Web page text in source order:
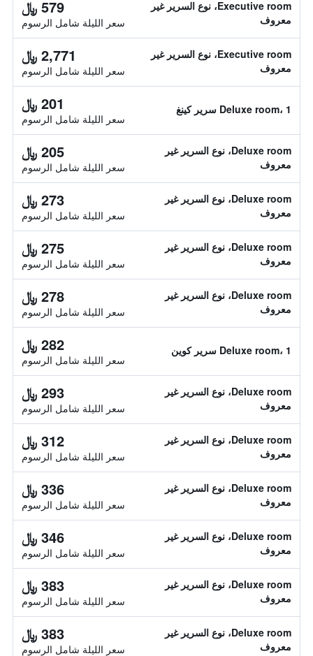
Executive room، نوع السرير غير
معروف
579 ﷼
سعر الليلة شامل الرسوم
Executive room، نوع السرير غير
معروف
2,771 ﷼
سعر الليلة شامل الرسوم
Deluxe room، 1 سرير كينغ 201 ﷼
سعر الليلة شامل الرسوم
Deluxe room، نوع السرير غير
معروف
205 ﷼
سعر الليلة شامل الرسوم
Deluxe room، نوع السرير غير
معروف
273 ﷼
سعر الليلة شامل الرسوم
Deluxe room، نوع السرير غير
معروف
275 ﷼
سعر الليلة شامل الرسوم
Deluxe room، نوع السرير غير
معروف
278 ﷼
سعر الليلة شامل الرسوم
Deluxe room، 1 سرير كوين 282 ﷼
سعر الليلة شامل الرسوم
Deluxe room، نوع السرير غير
معروف
293 ﷼
سعر الليلة شامل الرسوم
Deluxe room، نوع السرير غير
معروف
312 ﷼
سعر الليلة شامل الرسوم
Deluxe room، نوع السرير غير
معروف
336 ﷼
سعر الليلة شامل الرسوم
Deluxe room، نوع السرير غير
معروف
346 ﷼
سعر الليلة شامل الرسوم
Deluxe room، نوع السرير غير
معروف
383 ﷼
سعر الليلة شامل الرسوم
Deluxe room، نوع السرير غير
معروف
383 ﷼
سعر الليلة شامل الرسوم